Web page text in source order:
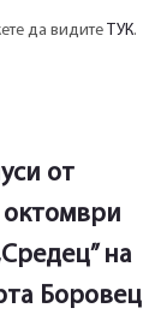
да видите ТУК.
от
октомври
на
Боровец